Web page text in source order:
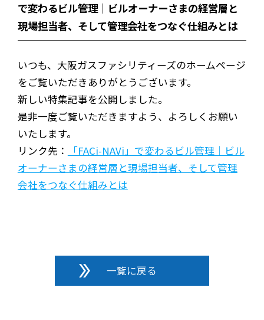
で変わるビル管理｜ビルオーナーさまの経営層と
現場担当者、そして管理会社をつなぐ仕組みとは
いつも、大阪ガスファシリティーズのホームページ
をご覧いただきありがとうございます。
新しい特集記事を公開しました。
是非一度ご覧いただきますよう、よろしくお願い
いたします。
リンク先：
「FACi-NAVi」で変わるビル管理｜ビル
オーナーさまの経営層と現場担当者、そして管理
会社をつなぐ仕組みとは
一覧に戻る